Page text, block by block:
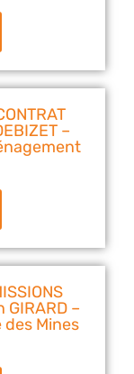
–
GIRARD –
Mines